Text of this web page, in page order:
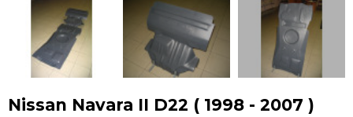
Nissan Navara II D22 ( 1998 - 2007 )